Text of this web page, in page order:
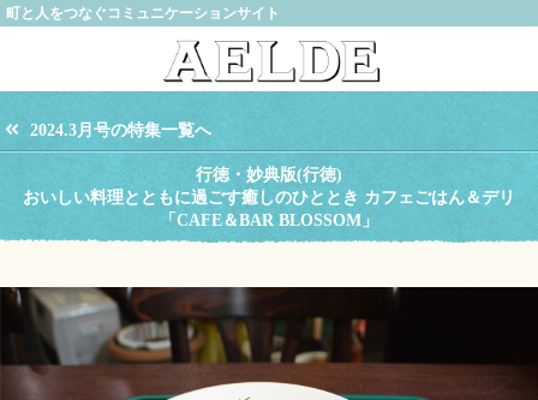
町と人をつなぐコミュニケーションサイト
2024.3月号の特集一覧へ
行徳・妙典版(行徳)
おいしい料理とともに過ごす癒しのひととき カフェごはん＆デリ
「CAFE＆BAR BLOSSOM」